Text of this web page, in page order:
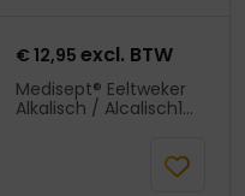
€ 12,95 excl. BTW
Medisept® Eeltweker
Alkalisch / Alcalisch1